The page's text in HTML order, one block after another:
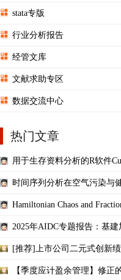
stata专版
行业分析报告
经管文库
文献求助专区
数据交流中心
热门文章
用于生存资料分析的R软件
时间序列分析在空气污染与
Hamiltonian Chaos and
2025年AIDC专题报告：基建
[推荐]上市公司二元式创新
【季度应计盈余管理】修正